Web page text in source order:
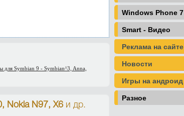
для Symbian 9 - Symbian^3, Anna,
Nokia N97, X6 и др.
Windows Phone 7
Smart - Видео
Реклама на сайте
Новости
Игры на андроид
Разное